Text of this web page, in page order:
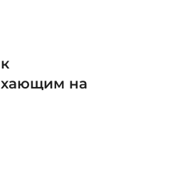
на